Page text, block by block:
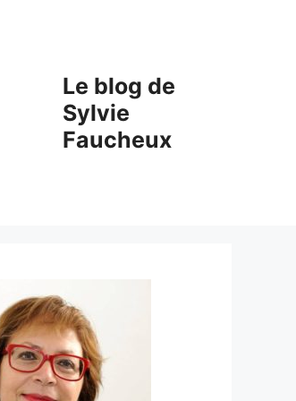
Le blog de
Sylvie
Faucheux